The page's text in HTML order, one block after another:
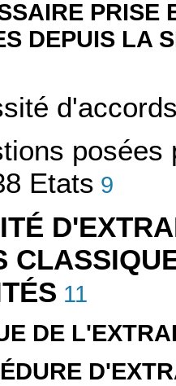
PRISE
DEPUIS LA
posées
Etats 9
11
DE